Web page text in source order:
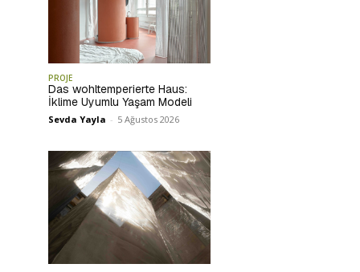
PROJE
Das wohltemperierte Haus:
İklime Uyumlu Yaşam Modeli
Sevda Yayla - 5 Ağustos 2026